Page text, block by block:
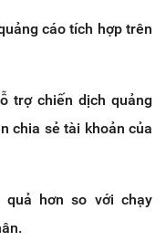
cáo tích hợp trên
trợ chiến dịch quảng
chia sẻ tài khoản của
quả hơn so với chạy